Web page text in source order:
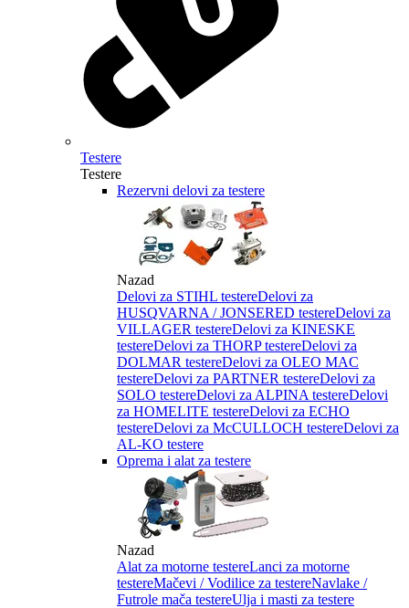
Testere
Testere
Rezervni delovi za testere
Nazad
Delovi za STIHL testereDelovi za
HUSQVARNA / JONSERED testereDelovi za
VILLAGER testereDelovi za KINESKE
testereDelovi za THORP testereDelovi za
DOLMAR testereDelovi za OLEO MAC
testereDelovi za PARTNER testereDelovi za
SOLO testereDelovi za ALPINA testereDelovi
za HOMELITE testereDelovi za ECHO
testereDelovi za McCULLOCH testereDelovi za
AL-KO testere
Oprema i alat za testere
Nazad
Alat za motorne testereLanci za motorne
testereMačevi / Vodilice za testereNavlake /
Futrole mača testereUlja i masti za testere